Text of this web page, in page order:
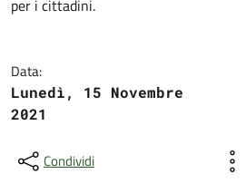
per i cittadini.
Data:
Lunedì, 15 Novembre
2021
Condividi